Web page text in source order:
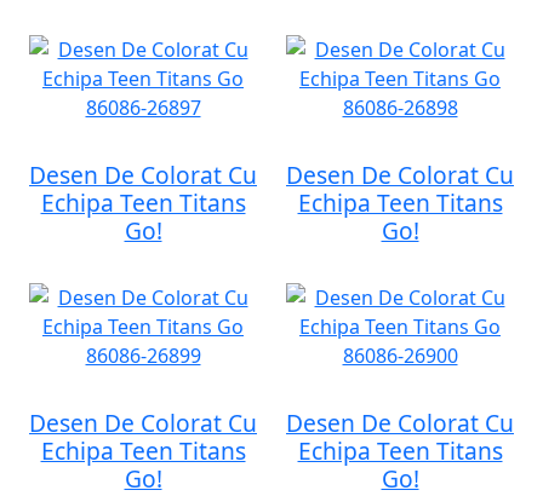
Desen De Colorat Cu
Echipa Teen Titans
Go!
Desen De Colorat Cu
Echipa Teen Titans
Go!
Desen De Colorat Cu
Echipa Teen Titans
Go!
Desen De Colorat Cu
Echipa Teen Titans
Go!